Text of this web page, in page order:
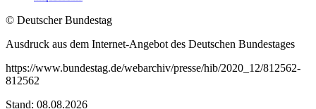
© Deutscher Bundestag
Ausdruck aus dem Internet-Angebot des Deutschen Bundestages
https://www.bundestag.de/webarchiv/presse/hib/2020_12/812562-
812562
Stand: 08.08.2026